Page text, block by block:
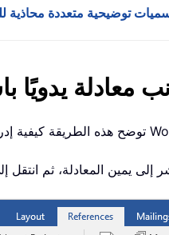
معادلة يدويًا